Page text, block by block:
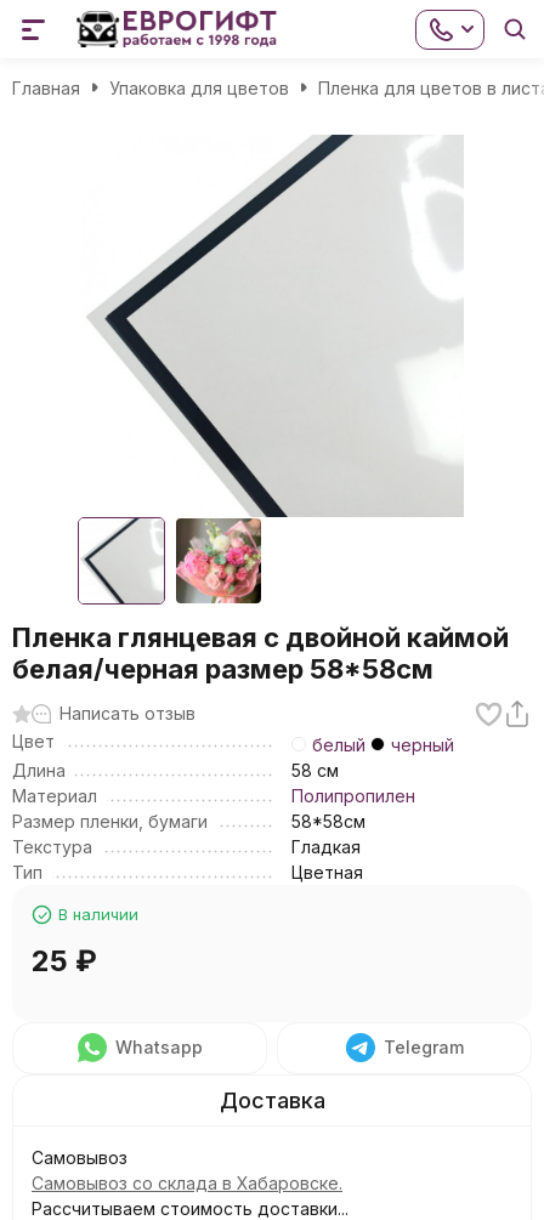
Главная Упаковка для цветов Пленка для цветов в
Пленка глянцевая с двойной каймой
белая/черная размер 58*58см
Написать отзыв
Цвет
белый
черный
Длина
58 см
Материал
Полипропилен
Размер пленки, бумаги
58*58см
Текстура
Гладкая
Тип
Цветная
В наличии
25 ₽
Whatsapp Telegram
Самовывоз
Самовывоз со склада в Хабаровске.
Рассчитываем стоимость доставки...